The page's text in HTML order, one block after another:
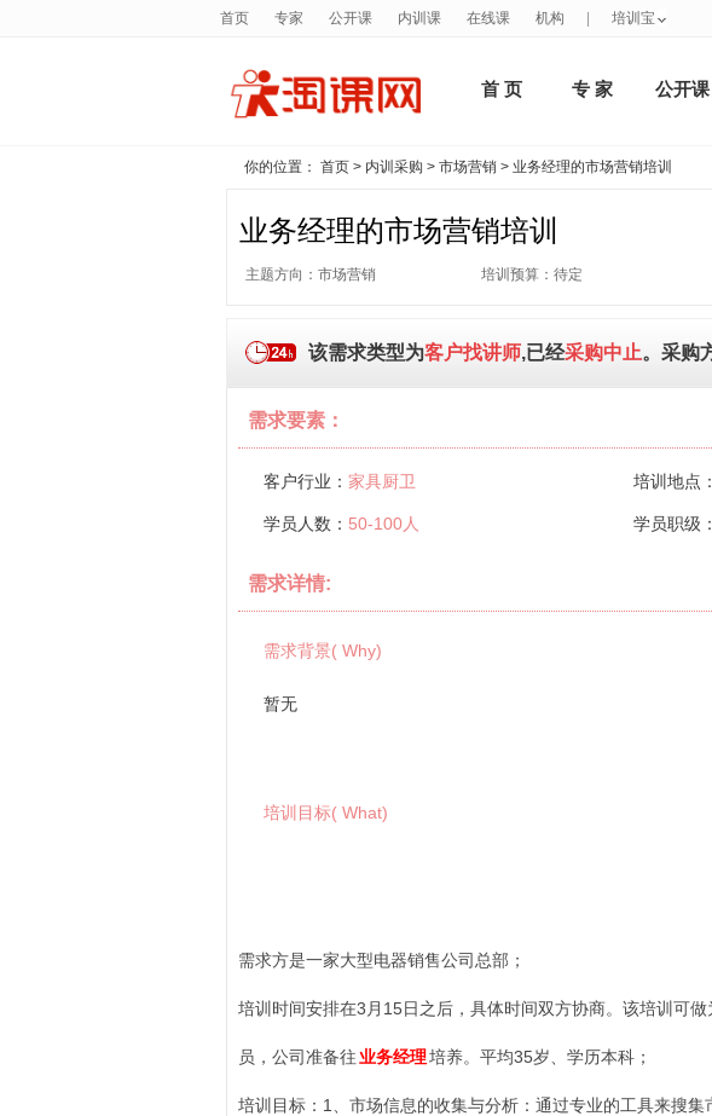
首页 专家 公开课 内训课 在线课 机构 培训宝
首 页 专 家 公开课
你的位置： 首页 > 内训采购 > 市场营销 > 业务经理的市场营销培训
业务经理的市场营销培训
主题方向：市场营销 培训预算：待定
该需求类型为客户找讲师,已经采购中止。采购
需求要素：
客户行业： 家具厨卫 培训地点：
学员人数： 50-100人 学员职级：
需求详情:
需求背景( Why)
暂无
培训目标( What)
需求方是一家大型电器销售公司总部；
培训时间安排在3月15日之后，具体时间双方协商。该培训可
员，公司准备往业务经理培养。平均35岁、学历本科；
培训目标：1、市场信息的收集与分析：通过专业的工具来搜集